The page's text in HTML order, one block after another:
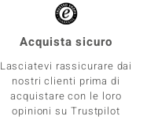
Acquista sicuro
Lasciatevi rassicurare dai
nostri clienti prima di
acquistare con le loro
opinioni su Trustpilot